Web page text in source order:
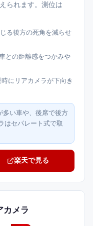
られます。測位は
る後方の死角を減らせ
との距離感をつかみや
にリアカメラが下向き
多い車や、後席で後方
はセパレート式で取
楽天で見る
メラ